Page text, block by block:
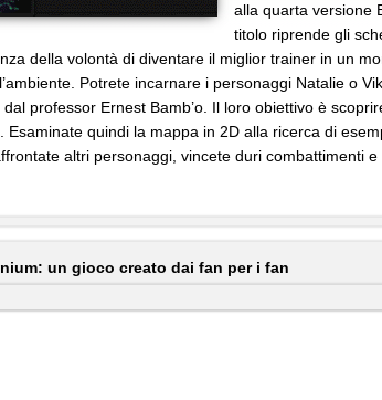
alla quarta versione
titolo riprende gli
della volontà di diventare il miglior trainer in un
Potrete incarnare i personaggi Natalie o
professor Ernest Bamb’o. Il loro obiettivo è
quindi la mappa in 2D alla ricerca di
altri personaggi, vincete duri combattimenti e
un gioco creato dai fan per i fan